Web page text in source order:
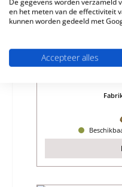
en het meten van de effectiviteit
kunnen worden gedeeld met
Accepteer alles